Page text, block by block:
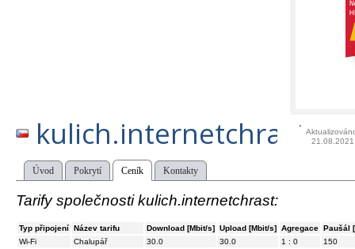
kulich.internetchrast
21.08.2021
Úvod Pokrytí Ceník Kontakty
Tarify společnosti kulich.internetchrast:
Typ připojení Název tarifu Download [Mbit/s] Upload [Mbit/s] Agregace Paušál
Wi-Fi
Chalupář 30.0 30.0 1 : 0
150